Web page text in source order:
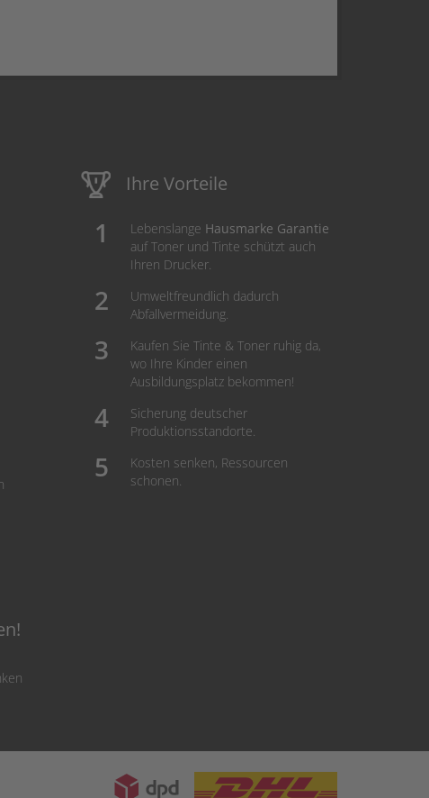
Ihre Vorteile
Lebenslange Hausmarke Garantie
auf Toner und Tinte schützt auch
Ihren Drucker.
Umweltfreundlich dadurch
Abfallvermeidung.
Kaufen Sie Tinte & Toner ruhig da,
wo Ihre Kinder einen
Ausbildungsplatz bekommen!
Sicherung deutscher
Produktionsstandorte.
Kosten senken, Ressourcen
schonen.